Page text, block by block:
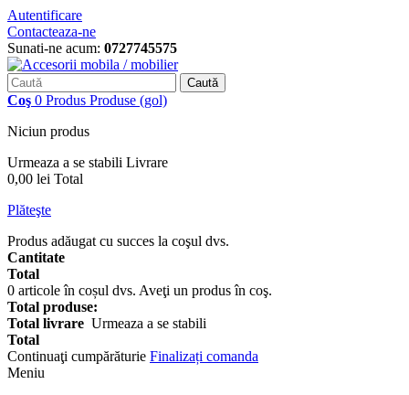
Autentificare
Contacteaza-ne
Sunati-ne acum: 0727745575
Caută
Coş 0 Produs Produse (gol)
Niciun produs
Urmeaza a se stabili Livrare
0,00 lei Total
Plăteşte
Produs adăugat cu succes la coşul dvs.
Cantitate
Total
0 articole în coșul dvs. Aveţi un produs în coş.
Total produse:
Total livrare Urmeaza a se stabili
Total
Continuaţi cumpărăturie Finalizați comanda
Meniu